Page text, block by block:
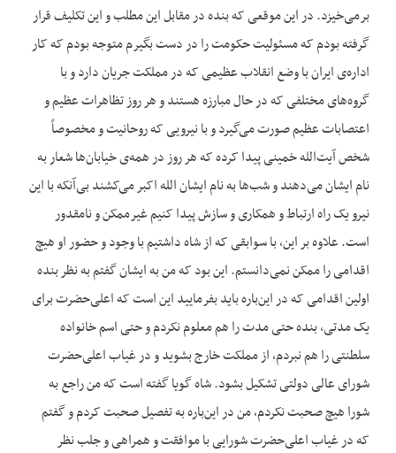
برمی‌‌خیزد. در این موقعی که بنده در مقابل این مطلب و این تکلیف قرار
گرفته بودم که مسئولیت حکومت را در دست بگیرم متوجه بودم که کار
اداره‌‌ی ایران با وضع انقلاب عظیمی که در مملکت جریان دارد و با
گروه‌‌های مختلفی که در حال مبارزه هستند و هر روز تظاهرات عظیم و
اعتصابات عظیم صورت می‌‌گیرد و با نیرویی که روحانیت و مخصوصاً
شخص آیت‌الله خمینی پیدا کرده که هر روز در همه‌‌ی خیابان‌‌ها شعار به
نام ایشان می‌‌دهند و شب‌‌ها به نام ایشان الله اکبر می‌‌کشند بی‌‌آنکه با این
نیرو یک راه ارتباط و همکاری و سازش پیدا کنیم غیرممکن و نامقدور
است. علاوه بر این، با سوابقی که از شاه داشتیم با وجود و حضور او هیچ
اقدامی را ممکن نمی‌‌دانستم. این بود که من به ایشان گفتم به نظر بنده
اولین اقدامی که در این‌‌باره باید بفرمایید این است که اعلی‌حضرت برای
یک مدتی، بنده حتی مدت را هم معلوم نکردم و حتی اسم خانواده
سلطنتی را هم نبردم، از مملکت خارج بشوید و در غیاب اعلی‌حضرت
شورای عالی دولتی تشکیل بشود. شاه گویا گفته است که من راجع به
شورا هیچ صحبت نکردم، من در این‌‌باره به تفصیل صحبت کردم و گفتم
که در غیاب اعلی‌حضرت شورایی با موافقت و همراهی و جلب نظر